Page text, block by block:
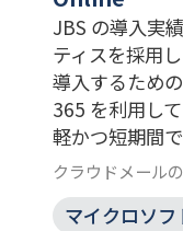
JBS の導入実
ティスを採用
導入するため
365 を利用し
軽かつ短期間
クラウドメール
マイクロソフ